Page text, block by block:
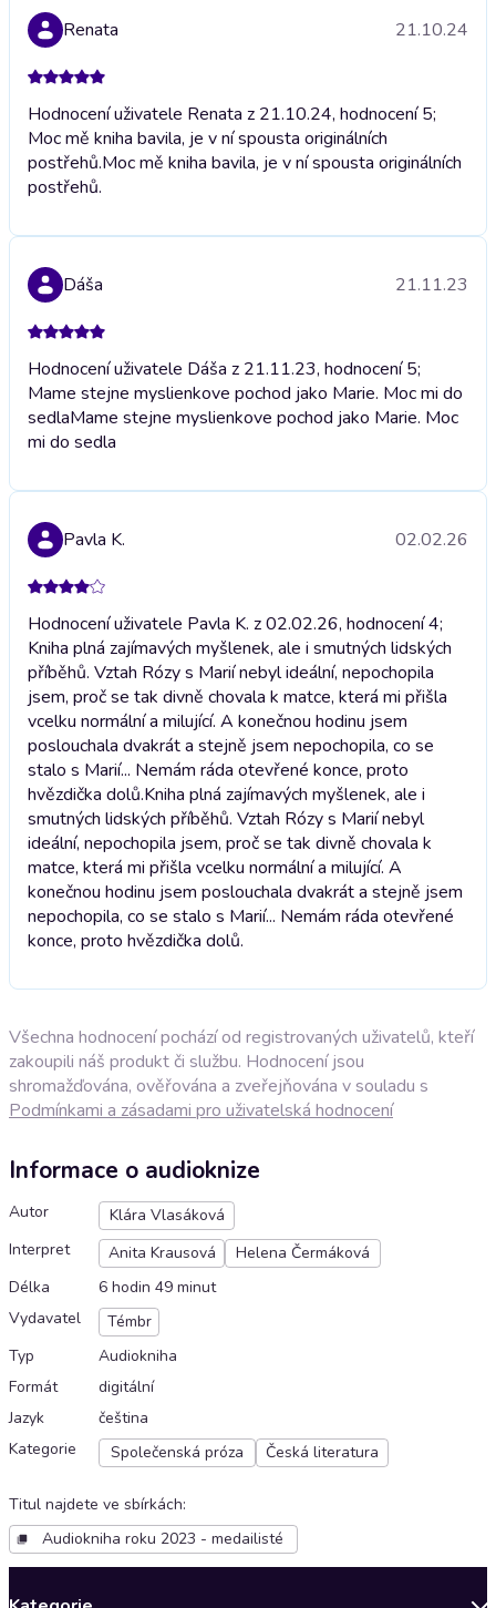
Renata 21.10.24
Hodnocení uživatele Renata z 21.10.24, hodnocení 5;
Moc mě kniha bavila, je v ní spousta originálních
postřehů.Moc mě kniha bavila, je v ní spousta originálních
postřehů.
Dáša 21.11.23
Hodnocení uživatele Dáša z 21.11.23, hodnocení 5;
Mame stejne myslienkove pochod jako Marie. Moc mi do
sedlaMame stejne myslienkove pochod jako Marie. Moc
mi do sedla
Pavla K. 02.02.26
Hodnocení uživatele Pavla K. z 02.02.26, hodnocení 4;
Kniha plná zajímavých myšlenek, ale i smutných lidských
příběhů. Vztah Rózy s Marií nebyl ideální, nepochopila
jsem, proč se tak divně chovala k matce, která mi přišla
vcelku normální a milující. A konečnou hodinu jsem
poslouchala dvakrát a stejně jsem nepochopila, co se
stalo s Marií... Nemám ráda otevřené konce, proto
hvězdička dolů.Kniha plná zajímavých myšlenek, ale i
smutných lidských příběhů. Vztah Rózy s Marií nebyl
ideální, nepochopila jsem, proč se tak divně chovala k
matce, která mi přišla vcelku normální a milující. A
konečnou hodinu jsem poslouchala dvakrát a stejně jsem
nepochopila, co se stalo s Marií... Nemám ráda otevřené
konce, proto hvězdička dolů.
Všechna hodnocení pochází od registrovaných uživatelů, kteří
zakoupili náš produkt či službu. Hodnocení jsou
shromažďována, ověřována a zveřejňována v souladu s
Podmínkami a zásadami pro uživatelská hodnocení
Informace o audioknize
Autor
Klára Vlasáková
Interpret
Anita Krausová
Helena Čermáková
Délka
6 hodin 49 minut
Vydavatel
Témbr
Typ
Audiokniha
Formát
digitální
Jazyk
čeština
Kategorie
Společenská próza Česká literatura
Titul najdete ve sbírkách:
Audiokniha roku 2023 - medailisté